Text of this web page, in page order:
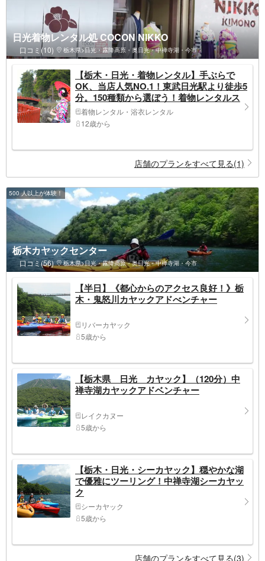
日光着物レンタル処 COCON NIKKO
口コミ(10) 栃木県>日光・霧降高原・奥日光・中禅寺湖・今市
【栃木・日光・着物レンタル】手ぶらで
OK、当店人気NO.1！東武日光駅より徒歩5
分。150種類から選ぼう！着物レンタルス
タンダードプラン
着物レンタル・浴衣レンタル
12歳から
店舗のプランをすべて見る(1)
500 人以上が体験！
栃木カヤックセンター
口コミ(56) 栃木県>日光・霧降高原・奥日光・中禅寺湖・今市
【半日】《都心からのアクセス良好！》栃
木・鬼怒川カヤックアドべンチャー
リバーカヤック
5歳から
【栃木県 日光 カヤック】（120分）中
禅寺湖カヤックアドベンチャー
レイクカヌー
5歳から
【栃木・日光・シーカヤック】穏やかな湖
で優雅にツーリング！中禅寺湖シーカヤッ
ク
シーカヤック
5歳から
店舗のプランをすべて見る(3)